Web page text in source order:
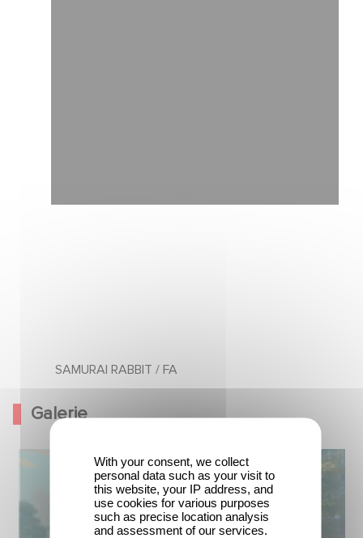
SAMURAI RABBIT / FA
Galerie
With your consent, we collect
personal data such as your visit to
this website, your IP address, and
use cookies for various purposes
such as precise location analysis
and assessment of our services.